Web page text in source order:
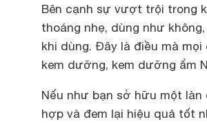
Bên cạnh sự vượt trội trong
thoáng nhẹ, dùng như
khi dùng. Đây là điều mà
kem dưỡng, kem dưỡng ẩm
Nếu như bạn sở hữu một
hợp và đem lại hiệu quả tốt